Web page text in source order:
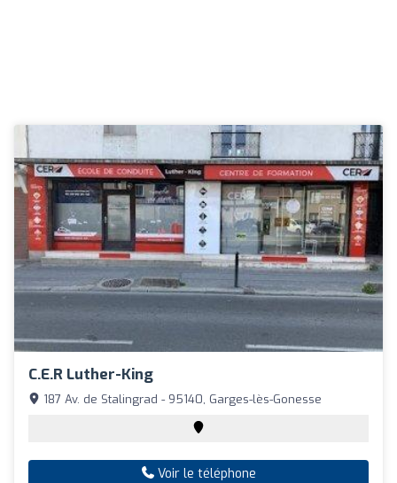
C.e.r Luther-King
187 Av. de Stalingrad - 95140, Garges-lès-Gonesse
Voir le téléphone